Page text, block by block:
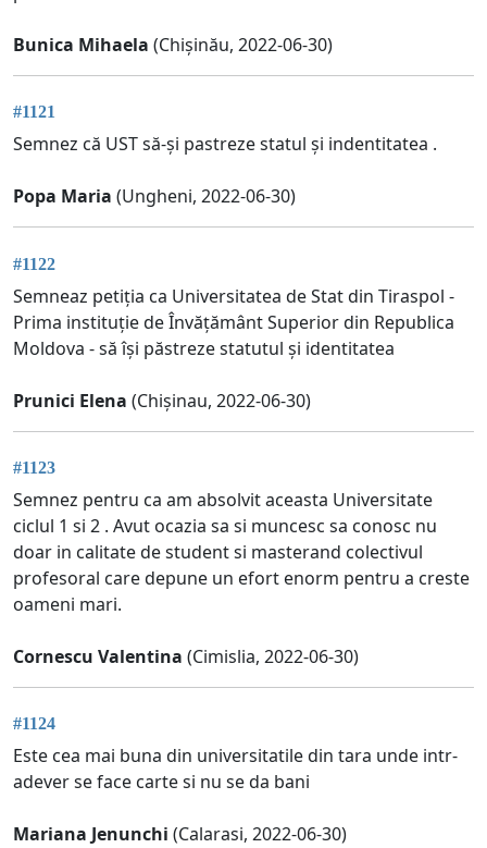
Bunica Mihaela (Chișinău, 2022-06-30)
#1121
Semnez că UST să-și pastreze statul și indentitatea .
Popa Maria (Ungheni, 2022-06-30)
#1122
Semneaz petiția ca Universitatea de Stat din Tiraspol -
Prima instituție de Învățământ Superior din Republica
Moldova - să își păstreze statutul și identitatea
Prunici Elena (Chișinau, 2022-06-30)
#1123
Semnez pentru ca am absolvit aceasta Universitate
ciclul 1 si 2 . Avut ocazia sa si muncesc sa conosc nu
doar in calitate de student si masterand colectivul
profesoral care depune un efort enorm pentru a creste
oameni mari.
Cornescu Valentina (Cimislia, 2022-06-30)
#1124
Este cea mai buna din universitatile din tara unde intr-
adever se face carte si nu se da bani
Mariana Jenunchi (Calarasi, 2022-06-30)